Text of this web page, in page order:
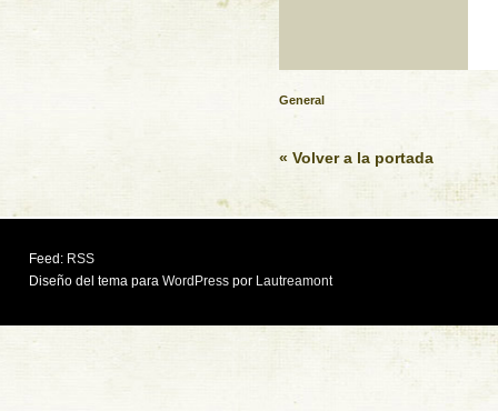
General
« Volver a la portada
Feed: RSS
Diseño del tema para WordPress por Lautreamont